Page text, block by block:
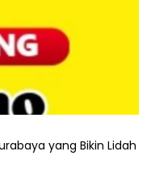
yang Bikin Lidah